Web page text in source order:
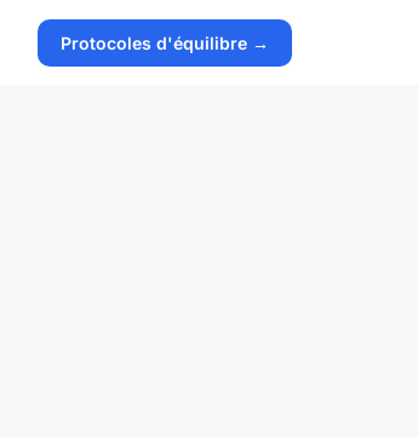
Protocoles d'équilibre →